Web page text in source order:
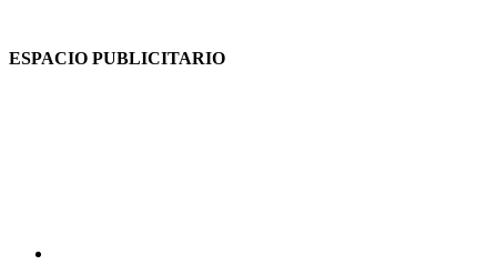
ESPACIO PUBLICITARIO